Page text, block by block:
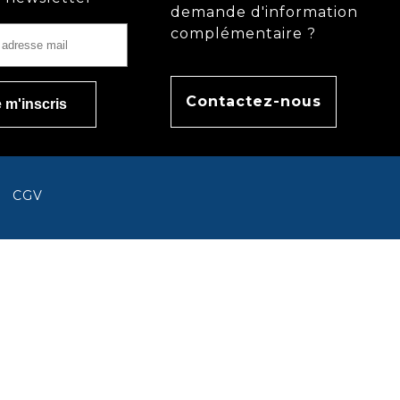
demande d'information
complémentaire ?
Contactez-nous
CGV